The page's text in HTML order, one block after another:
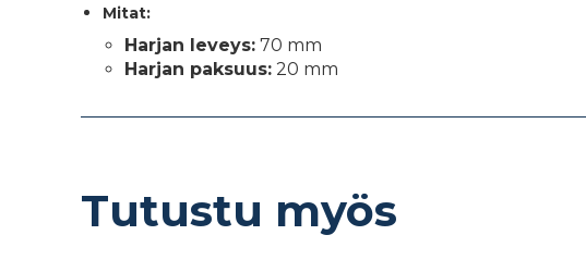
Mitat:
Harjan leveys: 70 mm
Harjan paksuus: 20 mm
Tutustu myös